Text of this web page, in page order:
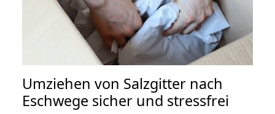
Umziehen von Salzgitter nach
Eschwege sicher und stressfrei